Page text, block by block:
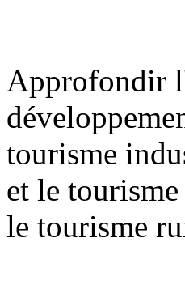
Approfondir
tourisme
et le
le tourisme